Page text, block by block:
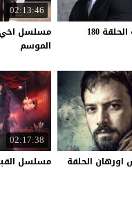
الحلقة 180
02:13:46
مسلسل اخي
الموسم
الحلقة
02:17:38
مسلسل